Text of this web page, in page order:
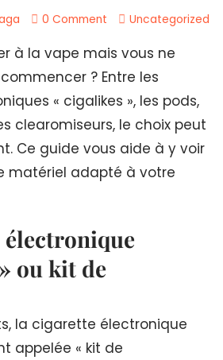
0 Comment Uncategorized
à la vape mais vous ne
? Entre les
« cigalikes », les pods,
clearomiseurs, le choix peut
Ce guide vous aide à y voir
matériel adapté à votre
ou kit de
la cigarette électronique
appelée « kit de